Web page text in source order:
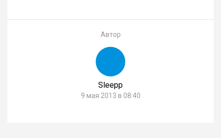
Автор
Sleepp
9 мая 2013 в 08:40